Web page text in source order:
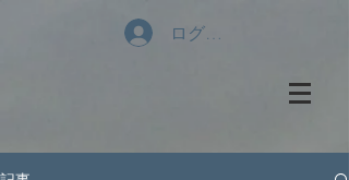
ログイン